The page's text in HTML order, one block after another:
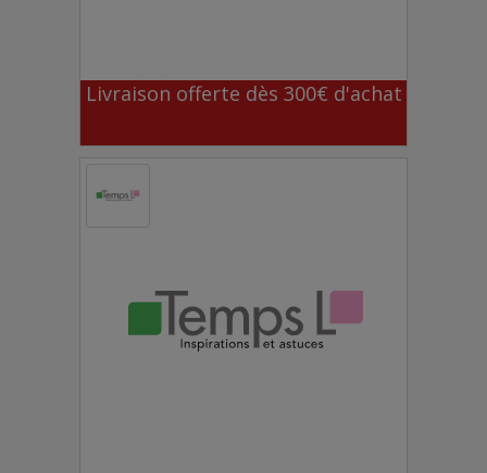
Livraison offerte dès 300€ d'achat